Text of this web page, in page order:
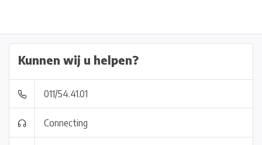
Kunnen wij u helpen?
011/54.41.01
Connecting